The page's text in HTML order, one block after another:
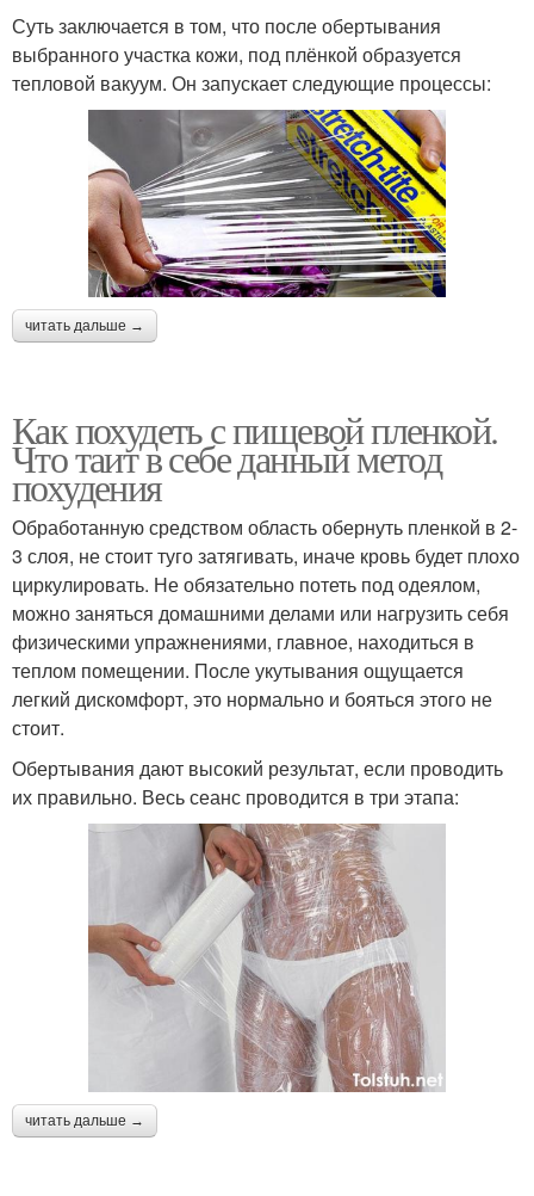
Суть заключается в том, что после обертывания
выбранного участка кожи, под плёнкой образуется
тепловой вакуум. Он запускает следующие процессы:
читать дальше →
Как похудеть с пищевой пленкой.
Что таит в себе данный метод
похудения
Обработанную средством область обернуть пленкой в 2-
3 слоя, не стоит туго затягивать, иначе кровь будет плохо
циркулировать. Не обязательно потеть под одеялом,
можно заняться домашними делами или нагрузить себя
физическими упражнениями, главное, находиться в
теплом помещении. После укутывания ощущается
легкий дискомфорт, это нормально и бояться этого не
стоит.
Обертывания дают высокий результат, если проводить
их правильно. Весь сеанс проводится в три этапа:
читать дальше →